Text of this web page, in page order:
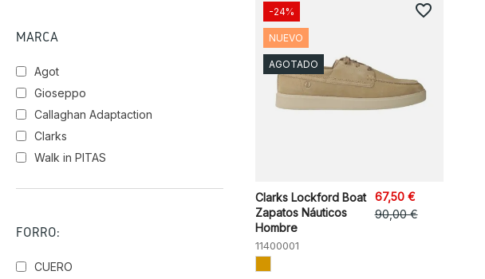
MARCA
Agot
Gioseppo
Callaghan Adaptaction
Clarks
Walk in PITAS
FORRO:
CUERO
Clarks Lockford Boat
Zapatos Náuticos
Hombre
11400001
67,50 €
90,00 €
-24%
NUEVO
AGOTADO
favorite_border